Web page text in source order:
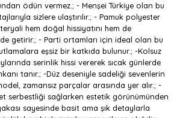
ödün vermez.; - Menşei Türkiye olan bu
sizlere ulaştırılır.; - Pamuk polyester
hem doğal hissiyatını hem de
getirir.; - Parti ortamları için ideal olan bu
eşsiz bir katkıda bulunur.; -Kolsuz
serinlik hissi vererek sıcak günlerde
tanır.; -Düz deseniyle sadeliği sevenlerin
zamansız parçalar arasında yer alır.; -
serbestliği sağlarken estetik görünümünden
sayesinde basit ama şık detaylarla